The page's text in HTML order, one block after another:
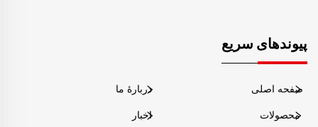
پیوندهای سریع
صفحه اصلی دربارهٔ ما
محصولات اخبار